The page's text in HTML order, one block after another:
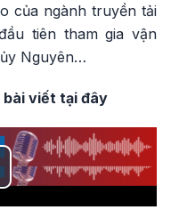
của ngành truyền tải
tiên tham gia vận
Nguyên…
bài viết tại đây